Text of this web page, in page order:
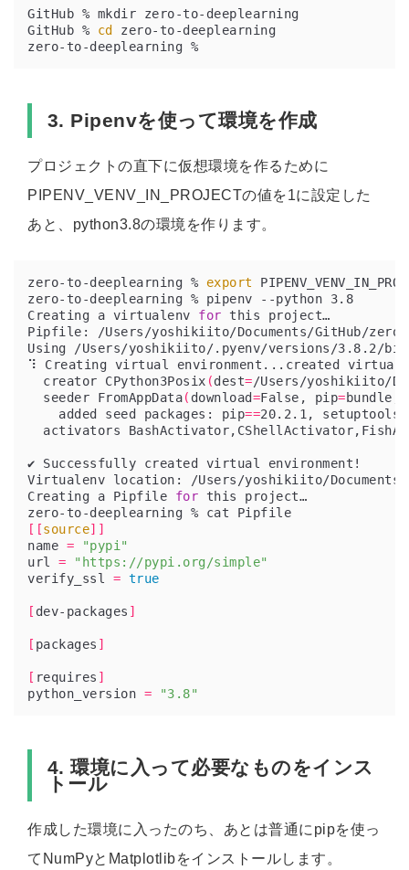
GitHub % cd
3. Pipenvを使って環境を作成
プロジェクトの直下に仮想環境を作るために
PIPENV_VENV_IN_PROJECTの値を1に設定した
あと、python3.8の環境を作ります。
zero-to-deeplearning % export
Creating a virtualenv for
Using /Users/yoshikiito/.pyenv/versions/3.8.2/
⠹ Creating virtual environment...created virtual
  creator CPython3Posix
(dest=/Users/yoshikiito/
  seeder FromAppData
( download=False, pip=bundle,
    added seed packages: pip
==20.2.1, setuptools
Creating a Pipfile for
[[source]]
name =
"pypi"
url =
"https://pypi.org/simple"
verify_ssl = true
[ dev-packages ]
[ packages ]
[ requires ]
python_version = "3.8"
4. 環境に入って必要なものをインス
トール
作成した環境に入ったのち、あとは普通にpipを使っ
てNumPyとMatplotlibをインストールします。